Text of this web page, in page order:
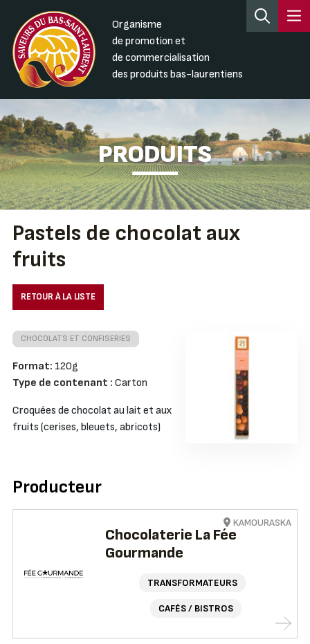
Organisme
de promotion et
de commercialisation
des produits bas-laurentiens
PRODUITS
Pastels de chocolat aux
fruits
RETOUR À LA LISTE
CHOCOLATS ET CONFISERIES
Format: 120g
Type de contenant : Carton
Croquées de chocolat au lait et aux
fruits (cerises, bleuets, abricots)
Producteur
Chocolaterie La Fée
Gourmande
TRANSFORMATEURS
CAFÉS / BISTROS
KAMOURASKA